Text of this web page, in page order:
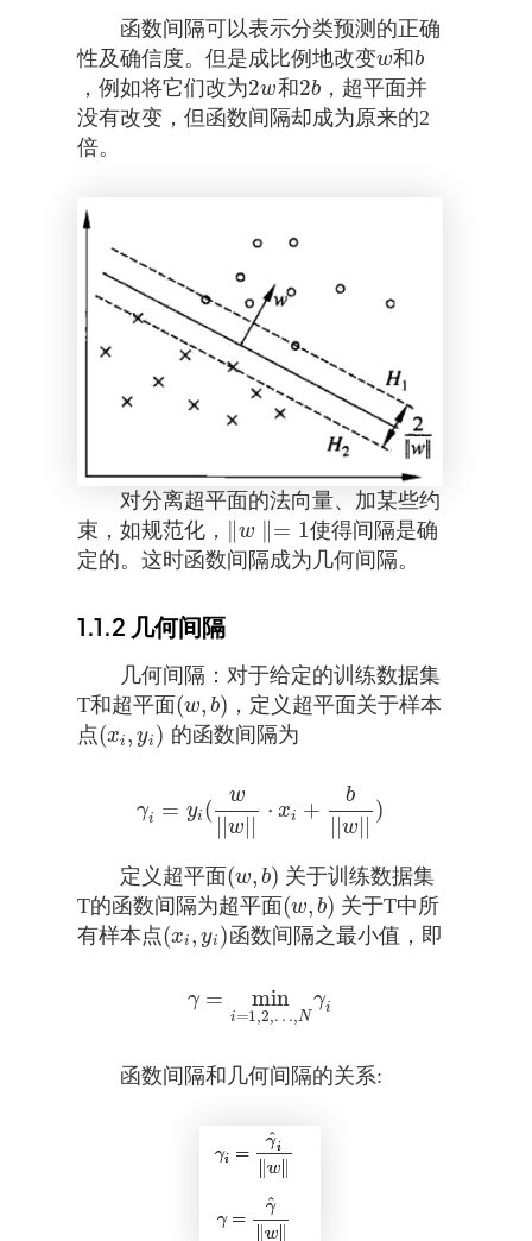
函数间隔可以表示分类预测的正确
性及确信度。但是成比例地改变w
w和b
b
，例如将它们改为2w
2w和2b
2b，超平面并
没有改变，但函数间隔却成为原来的2
倍。
对分离超平面的法向量、加某些约
束，如规范化，
w = 1
w∥=1
使得间隔是确
定的。这时函数间隔成为几何间隔。
1.1.2 几何间隔
几何间隔：对于给定的训练数据集
T和超平面(w, b)
(w,b)
，定义超平面关于样本
点(xi , yi )
(xi,yi) 的函数间隔为
γi = yi (
w
|w
⋅ xi +
b
|w
)
γi =yi(w||w| · xi+ b|| w||)
定义超平面(w, b)
(w,b)
关于训练数据集
T的函数间隔为超平面(w, b)
(w,b)
关于T中所
有样本点(xi , yi )
(xi,yi) 函数间隔之最小值，即
γ = min
i=1,2,…,N
γi
γ=min =1,2, …,N
函数间隔和几何间隔的关系: